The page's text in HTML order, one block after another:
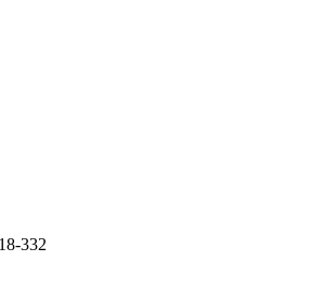
332